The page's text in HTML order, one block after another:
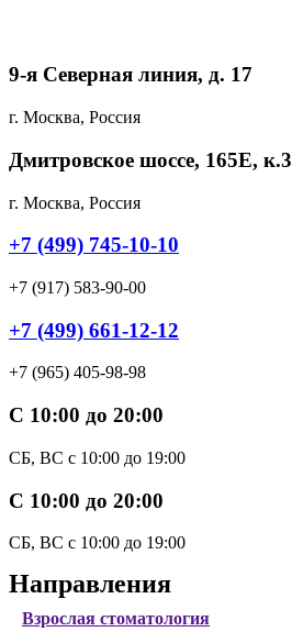
9-я Северная линия, д. 17
г. Москва, Россия
Дмитровское шоссе, 165Е, к.3
г. Москва, Россия
+7 (499) 745-10-10
+7 (917) 583-90-00
+7 (499) 661-12-12
+7 (965) 405-98-98
C 10:00 до 20:00
СБ, ВС с 10:00 до 19:00
C 10:00 до 20:00
СБ, ВС с 10:00 до 19:00
Направления
Взрослая стоматология